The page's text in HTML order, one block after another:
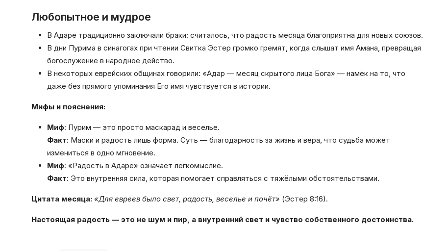
Любопытное и мудрое
В Адаре традиционно заключали браки: считалось, что радость месяца благоприятна для новых союзов.
В дни Пурима в синагогах при чтении Свитка Эстер громко гремят, когда слышат имя Амана, превращая
богослужение в народное действо.
В некоторых еврейских общинах говорили: «Адар — месяц скрытого лица Бога» — намёк на то, что
даже без прямого упоминания Его имя чувствуется в истории.
Мифы и пояснения:
Миф: Пурим — это просто маскарад и веселье.
Факт: Маски и радость лишь форма. Суть — благодарность за жизнь и вера, что судьба может
измениться в одно мгновение.
Миф: «Радость в Адаре» означает легкомыслие.
Факт: Это внутренняя сила, которая помогает справляться с тяжёлыми обстоятельствами.
Цитата месяца: «Для евреев было свет, радость, веселье и почёт» (Эстер 8:16).
Настоящая радость — это не шум и пир, а внутренний свет и чувство собственного достоинства.